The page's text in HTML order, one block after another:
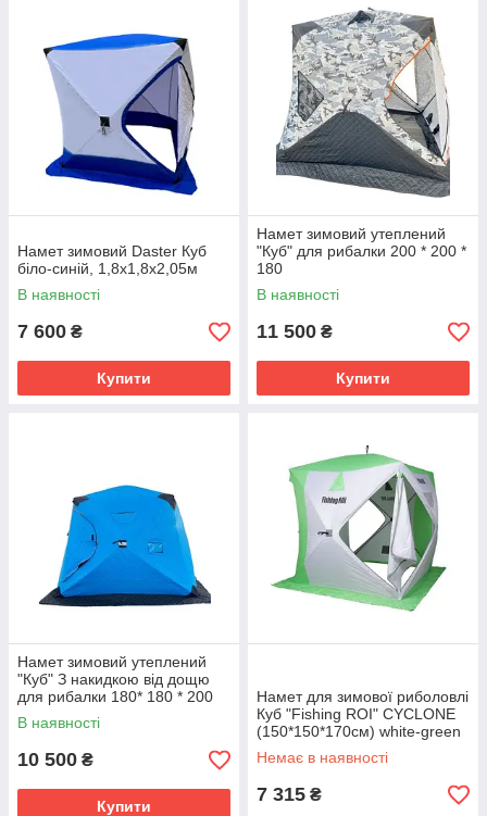
Намет зимовий Daster Куб
біло-синій, 1,8х1,8х2,05м
В наявності
7 600 ₴
Купити
Намет зимовий утеплений
"Куб" для рибалки 200 * 200 *
180
В наявності
11 500 ₴
Купити
Намет зимовий утеплений
"Куб" З накидкою від дощю
для рибалки 180* 180 * 200
В наявності
10 500 ₴
Купити
Намет для зимової риболовлі
Куб "Fishing ROI" CYCLONE
(150*150*170см) white-green
Немає в наявності
7 315 ₴